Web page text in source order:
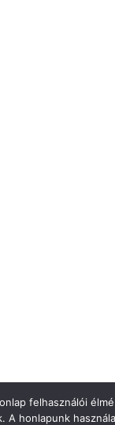
felhasználói
A honlapunk